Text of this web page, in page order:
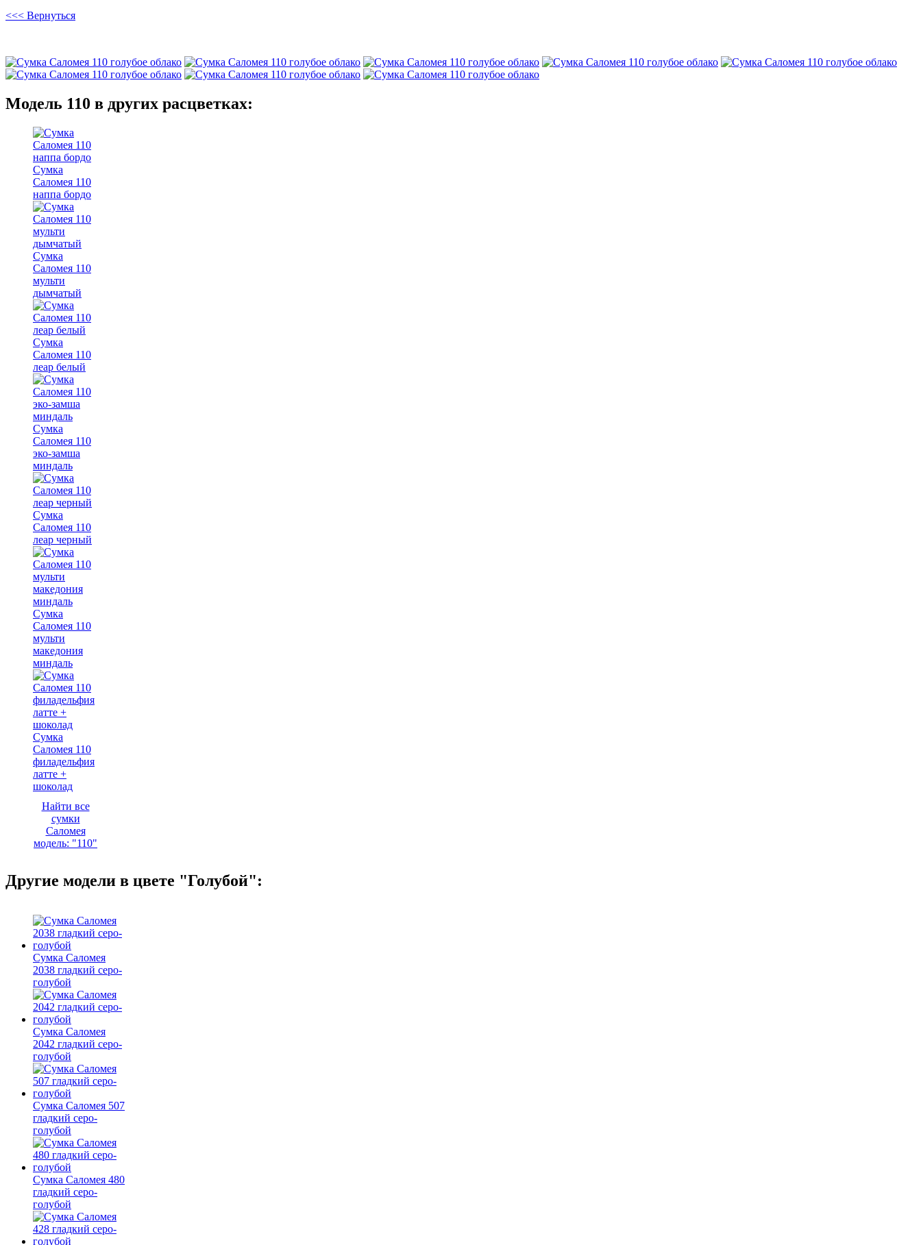
<<< Вернуться
Модель 110 в других расцветках:
Сумка
Саломея 110
наппа бордо
Сумка
Саломея 110
мульти
дымчатый
Сумка
Саломея 110
леар белый
Сумка
Саломея 110
эко-замша
миндаль
Сумка
Саломея 110
леар черный
Сумка
Саломея 110
мульти
македония
миндаль
Сумка
Саломея 110
филадельфия
латте +
шоколад
Найти все
сумки
Саломея
модель: "110"
Другие модели в цвете "Голубой":
Сумка Саломея
2038 гладкий серо-
голубой
Сумка Саломея
2042 гладкий серо-
голубой
Сумка Саломея 507
гладкий серо-
голубой
Сумка Саломея 480
гладкий серо-
голубой